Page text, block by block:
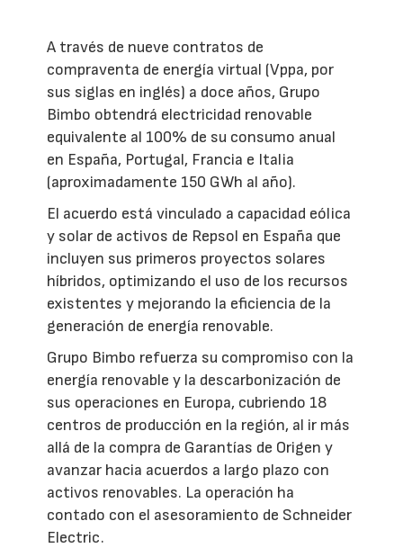
A través de nueve contratos de
compraventa de energía virtual (Vppa, por
sus siglas en inglés) a doce años, Grupo
Bimbo obtendrá electricidad renovable
equivalente al 100% de su consumo anual
en España, Portugal, Francia e Italia
(aproximadamente 150 GWh al año).
El acuerdo está vinculado a capacidad eólica
y solar de activos de Repsol en España que
incluyen sus primeros proyectos solares
híbridos, optimizando el uso de los recursos
existentes y mejorando la eficiencia de la
generación de energía renovable.
Grupo Bimbo refuerza su compromiso con la
energía renovable y la descarbonización de
sus operaciones en Europa, cubriendo 18
centros de producción en la región, al ir más
allá de la compra de Garantías de Origen y
avanzar hacia acuerdos a largo plazo con
activos renovables. La operación ha
contado con el asesoramiento de Schneider
Electric.